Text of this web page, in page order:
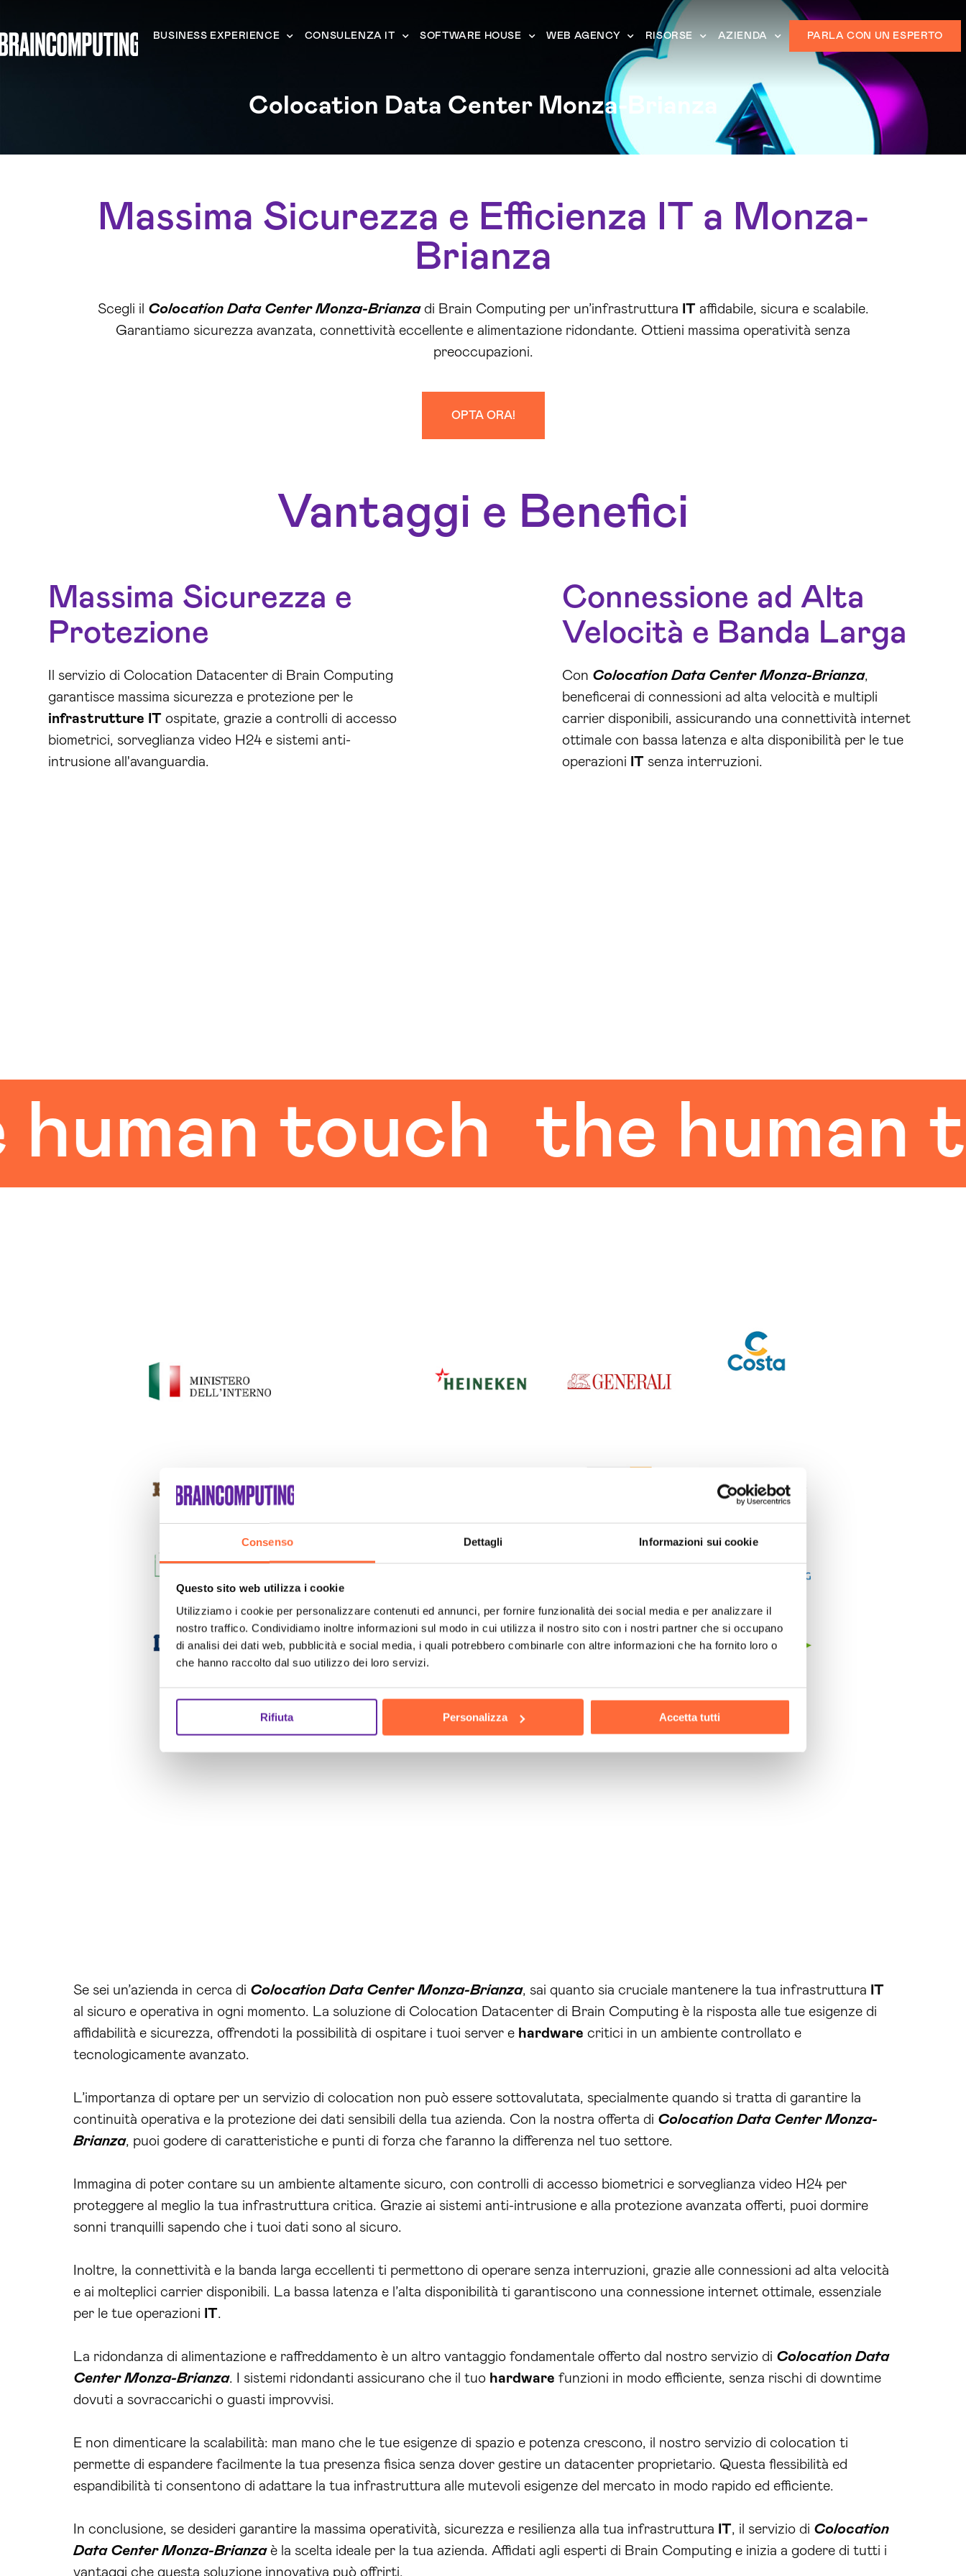
Consenso Dettagli Informazioni sui cookie
Questo sito web utilizza i cookie
Utilizziamo i cookie per personalizzare contenuti ed annunci, per fornire funzionalità dei social media e per analizzare il
nostro traffico. Condividiamo inoltre informazioni sul modo in cui utilizza il nostro sito con i nostri partner che si occupano
di analisi dei dati web, pubblicità e social media, i quali potrebbero combinarle con altre informazioni che ha fornito loro o
che hanno raccolto dal suo utilizzo dei loro servizi.
Rifiuta Personalizza Accetta tutti
BUSINESS EXPERIENCE CONSULENZA IT SOFTWARE HOUSE WEB AGENCY RISORSE AZIENDA PARLA CON UN ESPERTO
Colocation Data Center Monza-Brianza
Massima Sicurezza e Efficienza IT a Monza-
Brianza
Scegli il Colocation Data Center Monza-Brianzadi Brain Computing per un’infrastruttura IT affidabile, sicura e scalabile.
Garantiamo sicurezza avanzata, connettività eccellente e alimentazione ridondante. Ottieni massima operatività senza
preoccupazioni.
OPTA ORA!
Vantaggi e Benefici
Massima Sicurezza e
Protezione
Il servizio di Colocation Datacenter di Brain Computing
garantisce massima sicurezza e protezione per le
infrastrutture IT ospitate, grazie a controlli di accesso
biometrici, sorveglianza video H24 e sistemi anti-
intrusione all'avanguardia.
Connessione ad Alta
Velocità e Banda Larga
Con Colocation Data Center Monza-Brianza,
beneficerai di connessioni ad alta velocità e multipli
carrier disponibili, assicurando una connettività internet
ottimale con bassa latenza e alta disponibilità per le tue
operazioni IT senza interruzioni.
touch the human
tecnologicamente avanzato.
L’importanza di optare per un servizio di colocation non può essere sottovalutata, specialmente quando si tratta di garantire la
continuità operativa e la protezione dei dati sensibili della tua azienda. Con la nostra offerta di
Immagina di poter contare su un ambiente altamente sicuro, con controlli di accesso biometrici e sorveglianza video H24 per
proteggere al meglio la tua infrastruttura critica. Grazie ai sistemi anti-intrusione e alla protezione avanzata offerti, puoi dormire
Inoltre, la connettività e la banda larga eccellenti ti permettono di operare senza interruzioni, grazie alle connessioni ad alta velocità
e ai molteplici carrier disponibili. La bassa latenza e l’alta disponibilità ti garantiscono una connessione internet ottimale, essenziale
La ridondanza di alimentazione e raffreddamento è un altro vantaggio fondamentale offerto dal nostro servizio diColocation Data
Center Monza-Brianza
E non dimenticare la scalabilità: man mano che le tue esigenze di spazio e potenza crescono, il nostro servizio di colocation ti
permette di espandere facilmente la tua presenza fisica senza dover gestire un datacenter proprietario. Questa flessibilità ed
In conclusione, se desideri garantire la massima operatività, sicurezza e resilienza alla tua infrastruttura IT, il servizio diColocation
Data Center Monza-Brianzaè la scelta ideale per la tua azienda. Affidati agli esperti di Brain Computing e inizia a godere di tutti i